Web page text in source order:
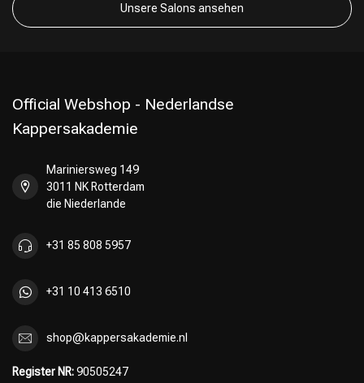
Umformung
Unsere Salons ansehen
Official Webshop - Nederlandse
Kappersakademie
Mariniersweg 149
3011 NK Rotterdam
die Niederlande
+31 85 808 5957
+31 10 413 6510
shop@kappersakademie.nl
Register NR:90505247